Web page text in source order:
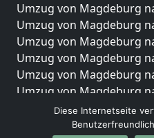
Umzug von Magdeburg
Umzug von Magdeburg
Umzug von Magdeburg
Umzug von Magdeburg
Umzug von Magdeburg
Umzug von Magdeburg
Umzug von Magdeburg
Umzug von Magdeburg
Diese Internetseite